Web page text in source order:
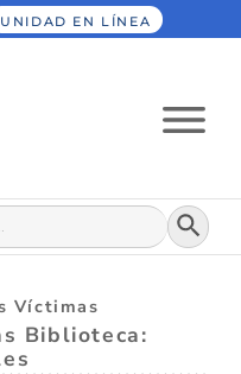
UNIDAD EN LÍNEA
Botón
Víctimas
Biblioteca: